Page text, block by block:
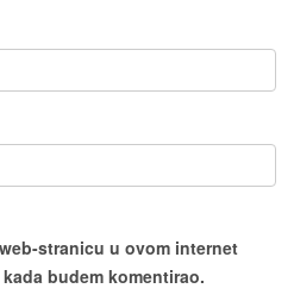
stranicu u ovom internet
budem komentirao.